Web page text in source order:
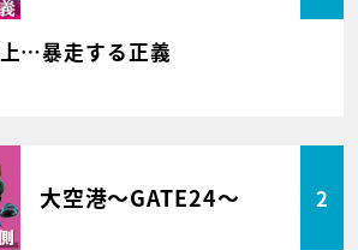
…暴走する正義
大空港～GATE24～ 2